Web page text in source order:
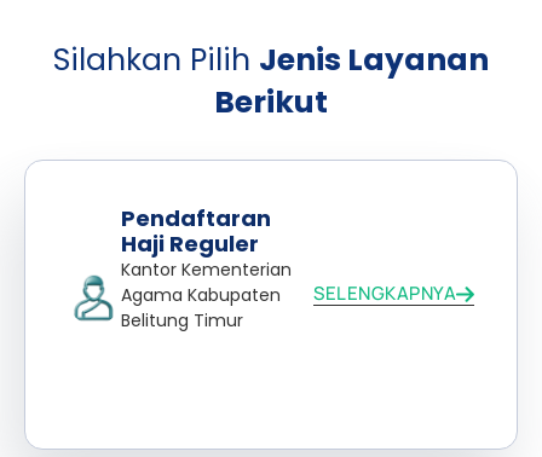
Silahkan Pilih Jenis Layanan
Berikut
Pendaftaran
Haji Reguler
Kantor Kementerian
Agama Kabupaten
Belitung Timur
SELENGKAPNYA